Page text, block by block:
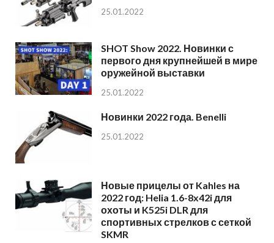
25.01.2022
SHOT Show 2022. Новинки с
первого дня крупнейшей в мире
оружейной выставки
25.01.2022
Новинки 2022 года. Benelli
25.01.2022
Новые прицелы от Kahles на
2022 год: Helia 1.6-8x42i для
охоты и K525i DLR для
спортивных стрелков с сеткой
SKMR